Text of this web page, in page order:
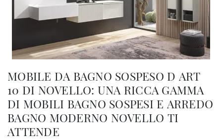
MOBILE DA BAGNO SOSPESO D ART
10 DI NOVELLO: UNA RICCA GAMMA
DI MOBILI BAGNO SOSPESI E ARREDO
BAGNO MODERNO NOVELLO TI
ATTENDE